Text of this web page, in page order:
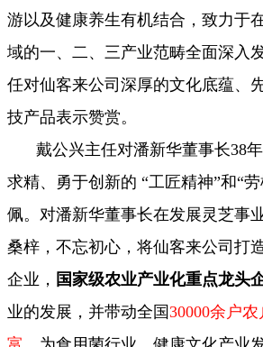
游以及健康养生有机结合，致力于
域的一、二、三产业范畴全面深入
任对仙客来公司深厚的文化底蕴、
技产品表示赞赏。
戴公兴主任对潘新华董事长38
求精、勇于创新的 “工匠精神”和“
佩。对潘新华董事长在发展灵芝事
桑梓，不忘初心，将仙客来公司打
企业， 国家级农业产业化重点龙头
业的发展，并带动全国30000余户